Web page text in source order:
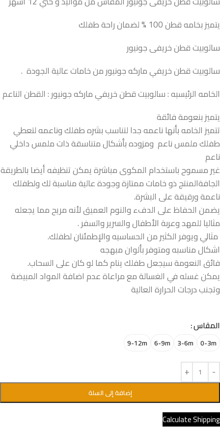
يتميز بخامه قطن 100 % لضمان راحة طفلك
سالوبيت قطن خريفى جونيور
سالوبيت قطن خريفي ماركه جونيور من خامات عالية الجودة .
الخامه الرئيسيه : سالوبيت قطن خريفي ماركه جونيور : القطن الناعم
يتميز بنعومة فائقة
تتميز الخامه بأنها ناعمه جدا لتناسب بشره طفلك وناعمه لتعطي
طفلك ملمس ناعم ومزوده بأشكال متناسقة ذات ملمس داخلي
ناعم
غير مسموح باستخدام المكوى مباشرة يمكن تنظيفه أيضا بالطريقة
الجافةالمنتج ذو خامات ممتازة وجودة عالية مناسبة لك ولطفلك
ناعمة ورقيقة على البشرة.
يضمن الحفاظ على الدفء والنوم العميق لأنه مريح مما يجعله
مثاليا للمهد وعربة الأطفال والسرير والسفر .
مثالي ويوفر الكثير من الحساسيه والإطمئنان لطفلك.
اشكال مناسبه ومتوفر بألوان مبهجه
فائق النعومة سيجعل طفلك ينام كما لو كان على السحاب.
يمكن غسله في الغسالة مع مراعاة عدم اضافة المواد المبيضة
وتجنب درجات الحرارة العالية
المقاس
0-3m
3-6m
6-9m
9-12m
إضافة إلى السلة
Calculate Shipping